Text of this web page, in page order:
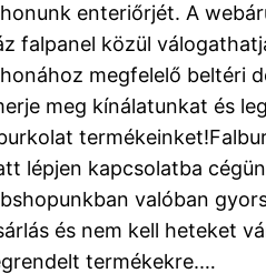
enteriőrjét. A
falpanel közül
megfelelő beltéri
meg kínálatunkat és
lépjen kapcsolatba
valóban
és nem kell heteket
termékekre.…